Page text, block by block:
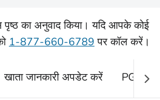
का अनुवाद किया। यदि आपके कोई
1-877-660-6789 पर कॉल करें।
खाता जानकारी अपडेट करें PG&E